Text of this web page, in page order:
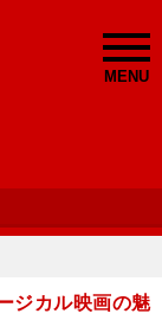
MENU
ジカル映画の魅